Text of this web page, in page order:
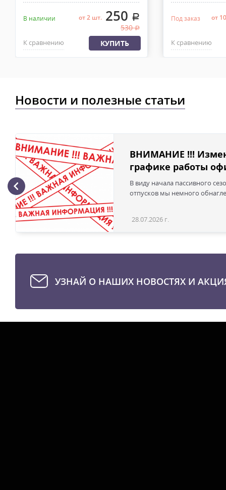
В наличии от 2 шт.250 .
530.
К сравнению КУПИТЬ
Под заказ от
К сравнению
Новости и полезные статьи
ВНИМАНИЕ !!!
графике работы
В виду начала пассивного
отпусков мы немного
28.07.2026 г.
УЗНАЙ О НАШИХ НОВОСТЯХ И